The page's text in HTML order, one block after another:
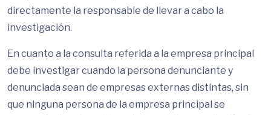
directamente la responsable de llevar a cabo la
investigación.
En cuanto a la consulta referida a la empresa principal
debe investigar cuando la persona denunciante y
denunciada sean de empresas externas distintas, sin
que ninguna persona de la empresa principal se